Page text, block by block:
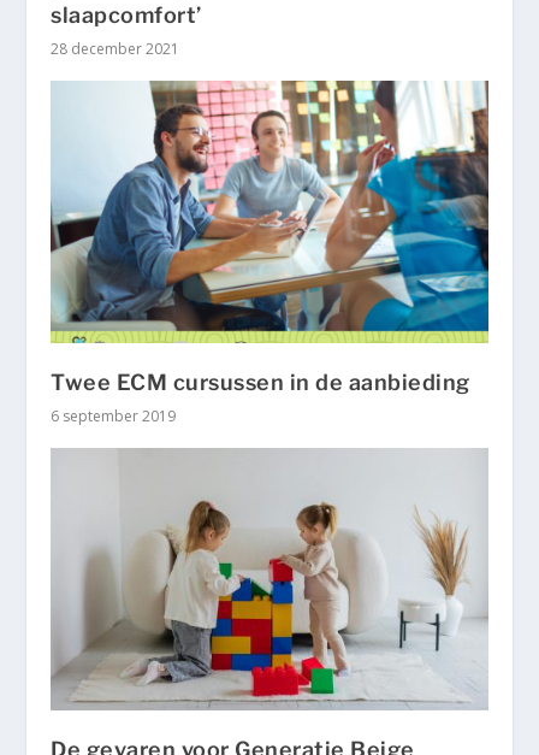
slaapcomfort’
28 december 2021
Twee ECM cursussen in de aanbieding
6 september 2019
De gevaren voor Generatie Beige